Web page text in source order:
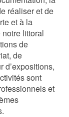
réaliser et de
et à la
littoral
de
de
d’expositions,
sont
et